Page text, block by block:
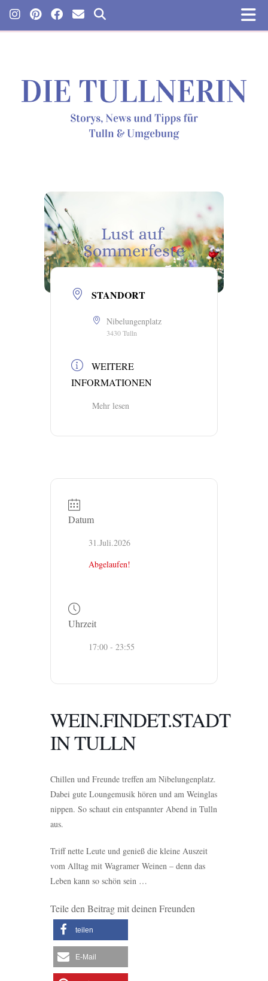
STANDORT
Nibelungenplatz
3430 Tulln
WEITERE
INFORMATIONEN
Mehr lesen
Datum
31.Juli.2026
Abgelaufen!
Uhrzeit
17:00 - 23:55
WEIN.FINDET.STADT
IN TULLN
Chillen und Freunde treffen am Nibelungenplatz.
Dabei gute Loungemusik hören und am Weinglas
nippen. So schaut ein entspannter Abend in Tulln
aus.
Triff nette Leute und genieß die kleine Auszeit
vom Alltag mit Wagramer Weinen – denn das
Leben kann so schön sein …
Teile den Beitrag mit deinen Freunden
teilen
E-Mail